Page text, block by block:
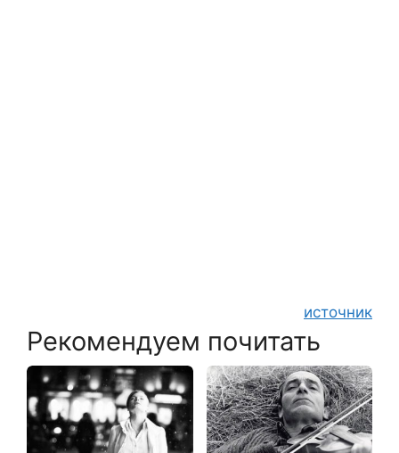
источник
Рекомендуем почитать